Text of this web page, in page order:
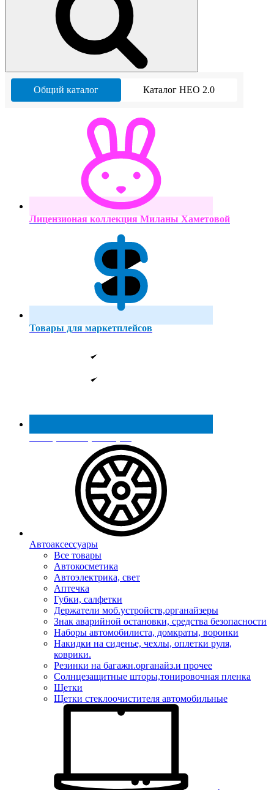
Общий каталог Каталог НЕО 2.0
Лицензионая коллекция Миланы Хаметовой
Товары для маркетплейсов
Реестр МинПромТорга
Автоаксессуары
Все товары
Автокосметика
Автоэлектрика, свет
Аптечка
Губки, салфетки
Держатели моб.устройств,органайзеры
Знак аварийной остановки, средства безопасности
Наборы автомобилиста, домкраты, воронки
Накидки на сиденье, чехлы, оплетки руля,
коврики.
Резинки на багажн.органайз.и прочее
Солнцезащитные шторы,тонировочная пленка
Щетки
Щетки стеклоочистителя автомобильные